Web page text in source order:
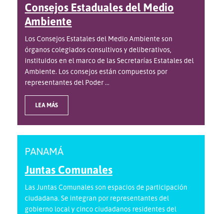
Consejos Estaduales del Medio
Ambiente
Los Consejos Estatales del Medio Ambiente son
órganos colegiados consultivos y deliberativos,
instituidos en el marco de las Secretarías Estatales del
Ambiente. Los consejos están compuestos por
representantes del Poder ...
LEA MÁS
PANAMÁ
Juntas Comunales
Las Juntas Comunales son espacios de participación
ciudadana. Se integran por representantes del
gobierno local y cinco ciudadanos residentes del